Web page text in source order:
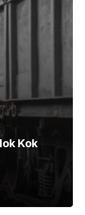
Kok